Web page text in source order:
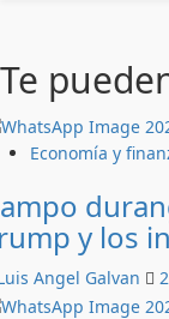
Te
Economía y
y los
Angel Galvan